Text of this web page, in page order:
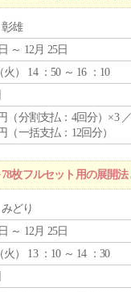
雄
～ 12月 25日
火 ） 14 ：50 ～ 16 ：10
（分割支払：4回分）×3
（一括支払：12回分）
フルセット用の展開法
どり
～ 12月 25日
火 ） 13 ：10 ～ 14 ：30